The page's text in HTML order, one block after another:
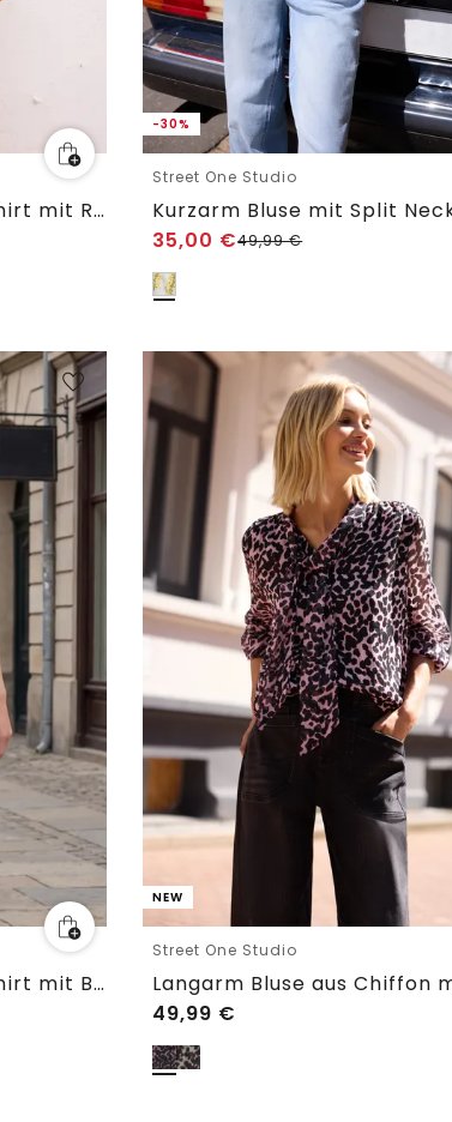
Dropped Shoulder Blusenshirt mit Rundhals
-30%
Street One Studio
35,00 €49,99€
Dropped Shoulder Blusenshirt mit Bändern
NEW
Street One Studio
49,99 €